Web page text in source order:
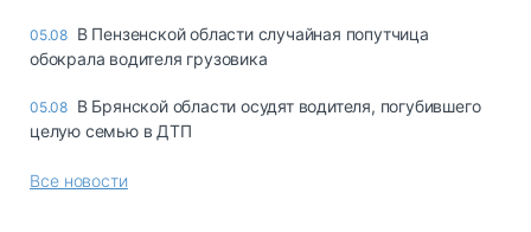
05.08 В Пензенской области случайная попутчица
обокрала водителя грузовика
05.08 В Брянской области осудят водителя, погубившего
целую семью в ДТП
Все новости